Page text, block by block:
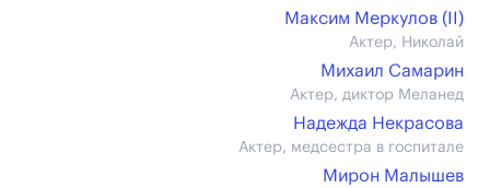
Максим Меркулов (II)
Актер, Николай
Михаил Самарин
Актер, диктор Меланед
Надежда Некрасова
Актер, медсестра в госпитале
Мирон Малышев